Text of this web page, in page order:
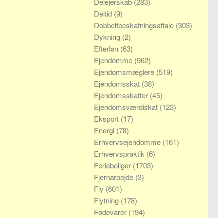
Deltid (9)
Dobbeltbeskatningsaftale (303)
Dykning (2)
Efterløn (63)
Ejendomme (962)
Ejendomsmæglere (519)
Ejendomsskat (38)
Ejendomsskatter (45)
Ejendomsværdiskat (123)
Eksport (17)
Energi (78)
Erhvervsejendomme (161)
Erhvervspraktik (6)
Ferieboliger (1703)
Fjernarbejde (3)
Fly (601)
Flytning (178)
Fødevarer (194)